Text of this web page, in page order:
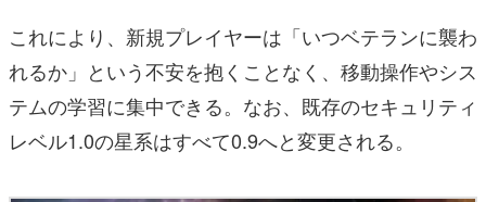
これにより、新規プレイヤーは「いつベテランに襲わ
れるか」という不安を抱くことなく、移動操作やシス
テムの学習に集中できる。なお、既存のセキュリティ
レベル1.0の星系はすべて0.9へと変更される。